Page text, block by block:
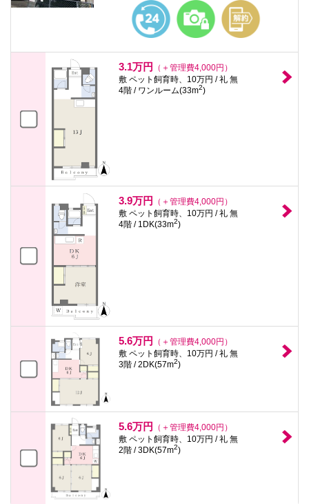
3.1万円
（＋管理費4,000円）
敷 ペット飼育時、10万円 / 礼 無
4階 / ワンルーム(33m2)
3.9万円
（＋管理費4,000円）
敷 ペット飼育時、10万円 / 礼 無
4階 / 1DK(33m2)
5.6万円
（＋管理費4,000円）
敷 ペット飼育時、10万円 / 礼 無
3階 / 2DK(57m2)
5.6万円
（＋管理費4,000円）
敷 ペット飼育時、10万円 / 礼 無
2階 / 3DK(57m2)